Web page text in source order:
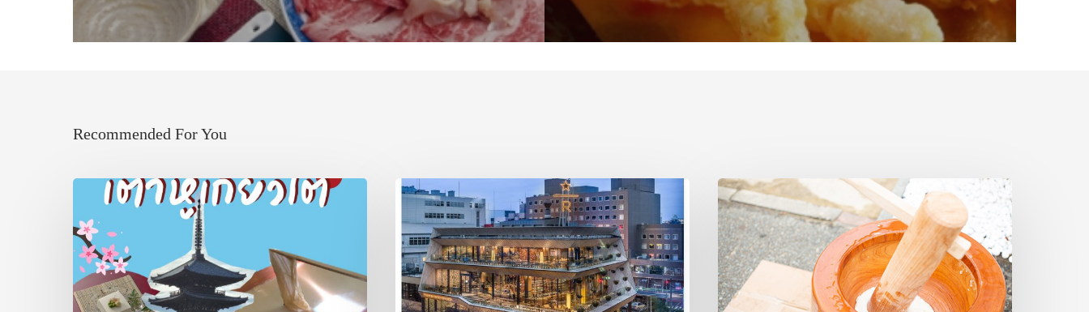
Recommended For You